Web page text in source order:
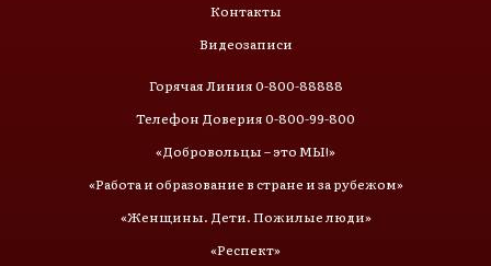
Контакты
Видеозаписи
Горячая Линия 0-800-88888
Телефон Доверия 0-800-99-800
«Добровольцы – это МЫ!»
«Работа и образование в стране и за рубежом»
«Женщины. Дети. Пожилые люди»
«Респект»